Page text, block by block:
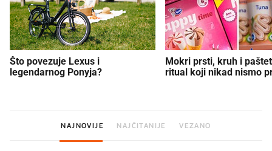
Što povezuje Lexus i
legendarnog Ponyja?
Mokri prsti, kruh i
ritual koji nikad nismo
NAJNOVIJE NAJČITANIJE VEZANO